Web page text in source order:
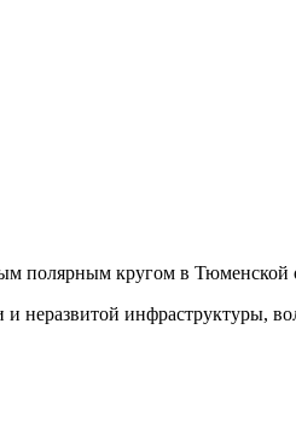
полярным кругом в Тюменской
неразвитой инфраструктуры,